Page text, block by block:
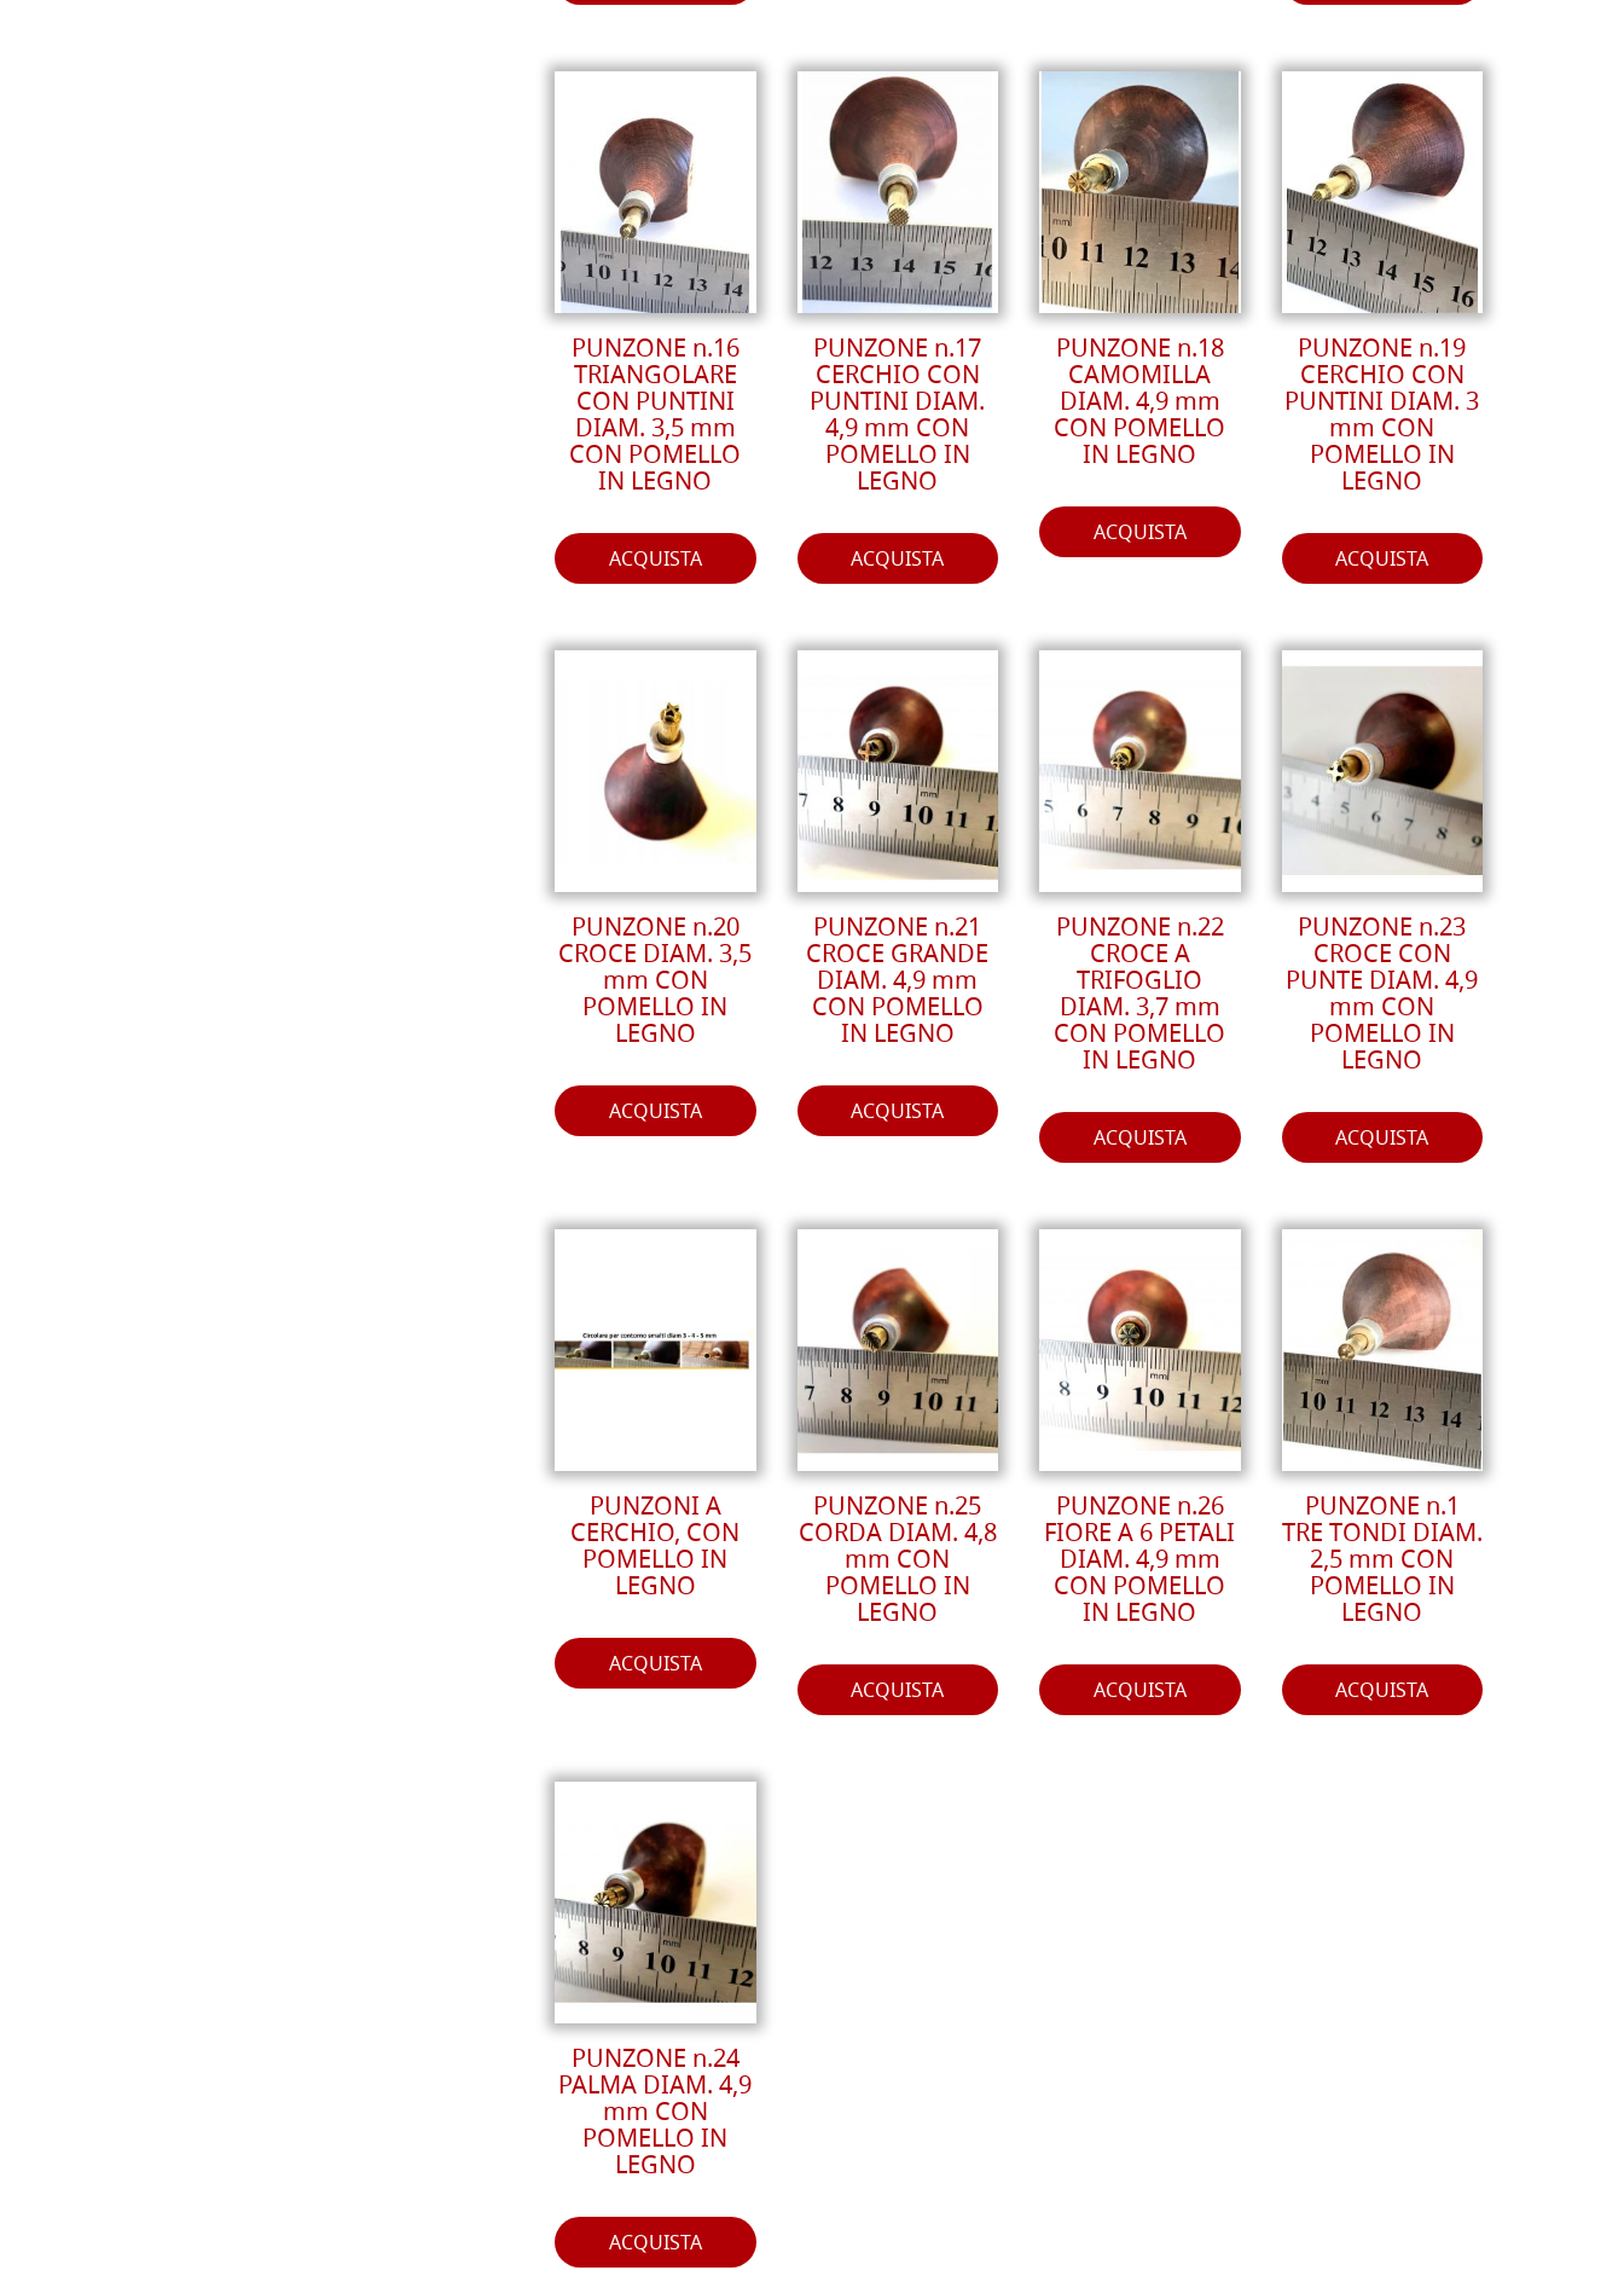
PUNZONE n.16
TRIANGOLARE
CON PUNTINI
DIAM. 3,5 mm
CON POMELLO
IN LEGNO
ACQUISTA
PUNZONE n.17
CERCHIO CON
PUNTINI DIAM.
4,9 mm CON
POMELLO IN
LEGNO
ACQUISTA
PUNZONE n.18
CAMOMILLA
DIAM. 4,9 mm
CON POMELLO
IN LEGNO
ACQUISTA
PUNZONE n.19
CERCHIO CON
PUNTINI DIAM. 3
mm CON
POMELLO IN
LEGNO
ACQUISTA
PUNZONE n.20
CROCE DIAM. 3,5
mm CON
POMELLO IN
LEGNO
ACQUISTA
PUNZONE n.21
CROCE GRANDE
DIAM. 4,9 mm
CON POMELLO
IN LEGNO
ACQUISTA
PUNZONE n.22
CROCE A
TRIFOGLIO
DIAM. 3,7 mm
CON POMELLO
IN LEGNO
ACQUISTA
PUNZONE n.23
CROCE CON
PUNTE DIAM. 4,9
mm CON
POMELLO IN
LEGNO
ACQUISTA
PUNZONI A
CERCHIO, CON
POMELLO IN
LEGNO
ACQUISTA
PUNZONE n.25
CORDA DIAM. 4,8
mm CON
POMELLO IN
LEGNO
ACQUISTA
PUNZONE n.26
FIORE A 6 PETALI
DIAM. 4,9 mm
CON POMELLO
IN LEGNO
ACQUISTA
PUNZONE n.1
TRE TONDI DIAM.
2,5 mm CON
POMELLO IN
LEGNO
ACQUISTA
PUNZONE n.24
PALMA DIAM. 4,9
mm CON
POMELLO IN
LEGNO
ACQUISTA